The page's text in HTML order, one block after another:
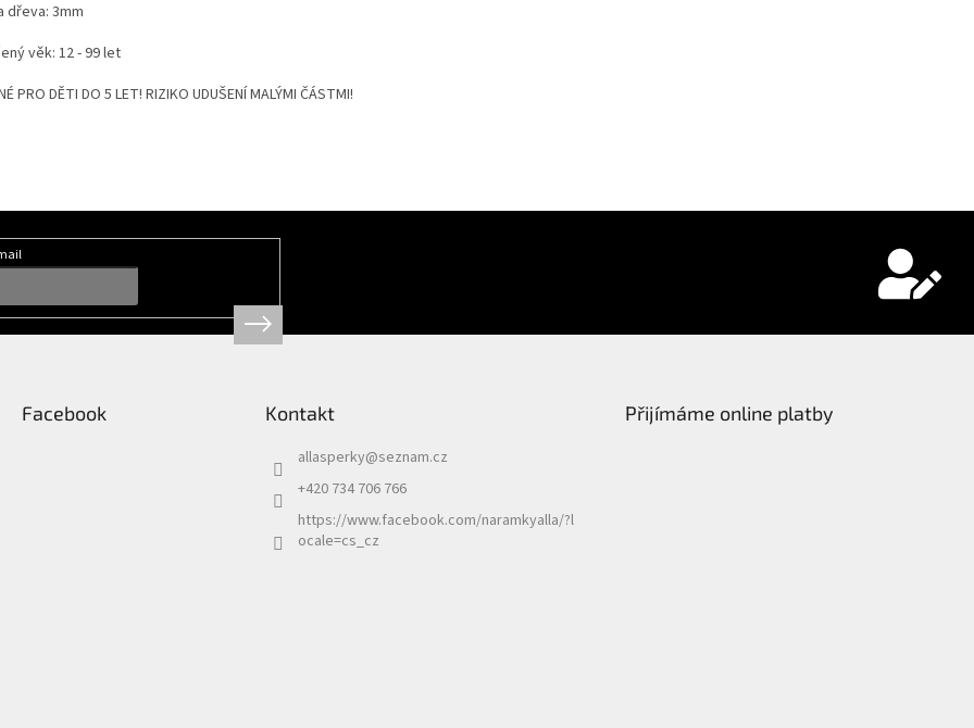
dřeva: 3mm
věk: 12 - 99 let
PRO DĚTI DO 5 LET! RIZIKO UDUŠENÍ MALÝMI ČÁSTMI!
Facebook Kontakt
allasperky@seznam.cz
+420 734 706 766
https://www.facebook.com/naramkyalla/?l
ocale=cs_cz
Přijímáme online platby